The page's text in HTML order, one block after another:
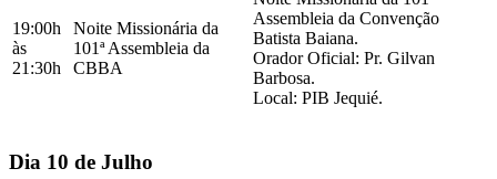
19:00h
às
21:30h
Noite Missionária da
101ª Assembleia da
CBBA
Assembleia da Convenção
Batista Baiana.
Orador Oficial: Pr. Gilvan
Barbosa.
Local: PIB Jequié.
Dia 10 de Julho